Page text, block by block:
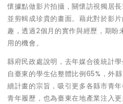
懷據點做影片拍攝，關懷訪視獨居
並剪輯成珍貴的畫面。藉此對於影
趣，透過2個月的實作與經歷，期盼
用的機會。
縣府民政處說明，去年媒合後統計
自臺東的學生佔整體比例65%，外
續計畫的宗旨，吸引更多各縣市青
青年履歷，也為臺東在地產業注入